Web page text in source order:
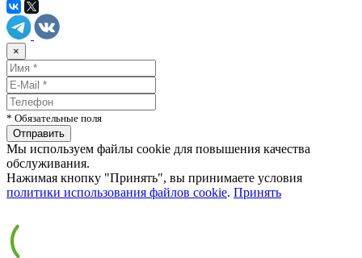
×
* Обязательные поля
Мы используем файлы cookie для повышения качества
обслуживания.
Нажимая кнопку "Принять", вы принимаете условия
политики использования файлов cookie. Принять